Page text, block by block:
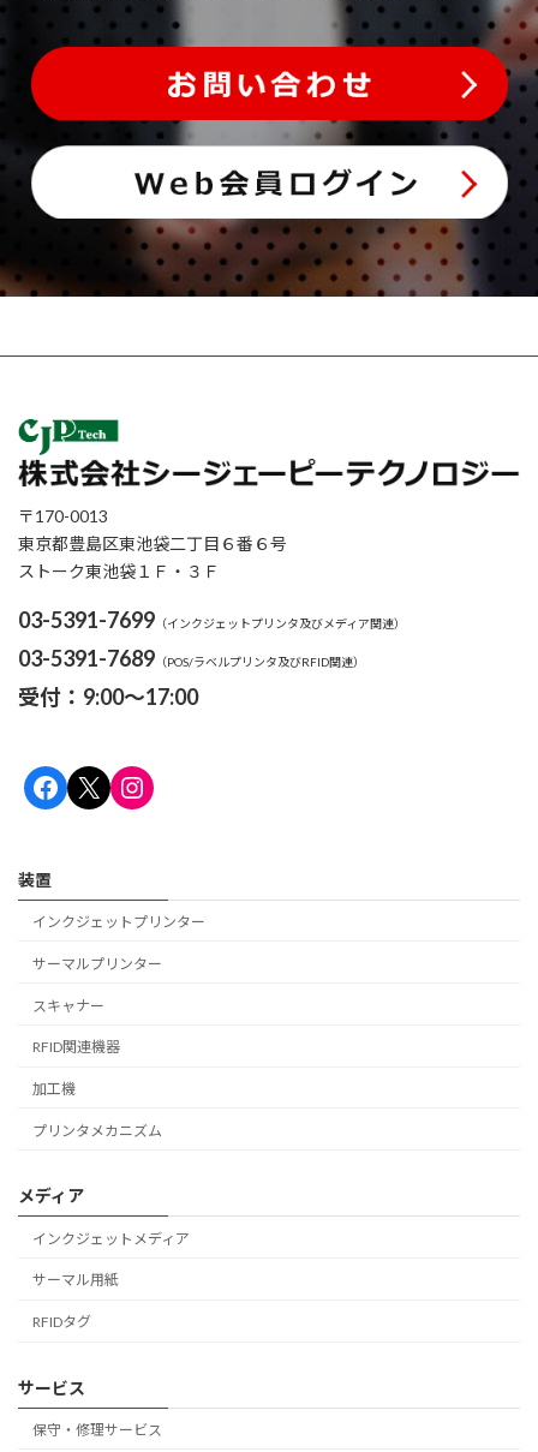
〒170-0013
東京都豊島区東池袋二丁目６番６号
ストーク東池袋１Ｆ・３Ｆ
03-5391-7699 （インクジェットプリンタ及びメディア関連）
03-5391-7689 （POS/ラベルプリンタ及びRFID関連）
受付：9:00～17:00
Facebook
X Instagram
装置
インクジェットプリンター
サーマルプリンター
スキャナー
RFID関連機器
加工機
プリンタメカニズム
メディア
インクジェットメディア
サーマル用紙
RFIDタグ
サービス
保守・修理サービス